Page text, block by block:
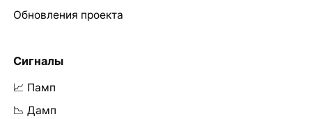
Обновления проекта
Сигналы
📈 Памп
📉 Дамп